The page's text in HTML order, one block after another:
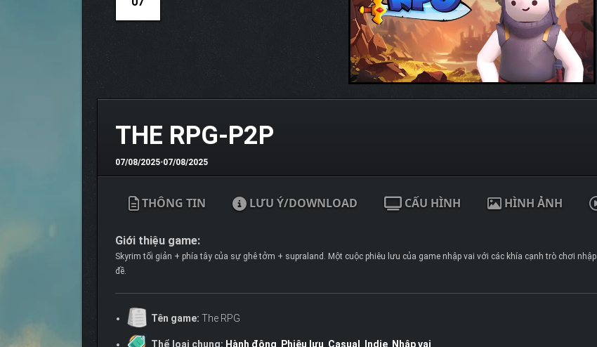
THE RPG-P2P
07/08/2025•07/08/2025
THÔNG TIN LƯU Ý/DOWNLOAD CẤU HÌNH HÌNH ẢNH
Giới thiệu game:
Skyrim tối giản + phía tây của sự ghê tởm + supraland. Một cuộc phiêu lưu của game nhập vai với các khía cạnh trò chơi
đề.
Tên game: The RPG
Thể loại chung: Hành động Phiêu lưu Casual Indie, Nhập vai